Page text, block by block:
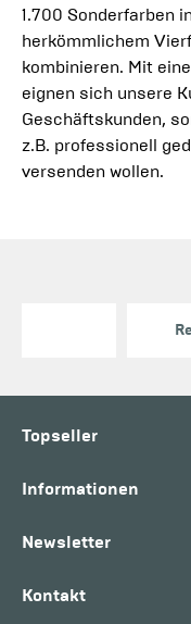
1.700 Sonderfarben
herkömmlichem
kombinieren. Mit
eignen sich unsere
Geschäftskunden,
z.B. professionell
versenden wollen.
Topseller
Informationen
Newsletter
Kontakt